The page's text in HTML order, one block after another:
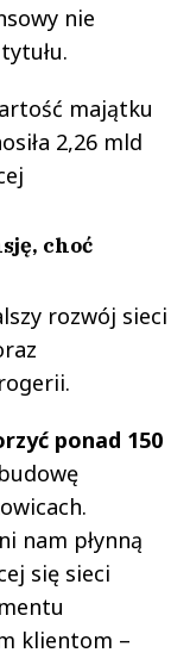
nie
majątku
2,26 mld
choć
rozwój sieci
ponad 150
nam płynną
się sieci
klientom –